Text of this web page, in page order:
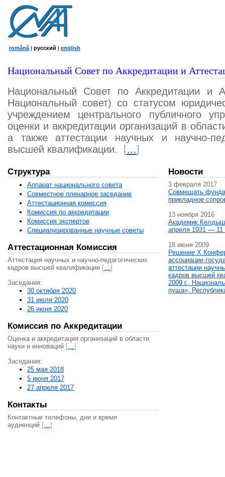
română | русский | english
Национальный Совет по Аккредитации и
Национальный Совет по Аккредитации и
Национальный совет) со статусом
учреждением центрального публичного
оценки и аккредитации организаций в
а также аттестации научных и научно-
высшей квалификации.
[…]
Структура
Аппарат национального совета
Совместное пленарное заседание
Аттестационная комисcия
Комиссия по аккредитации
Комиссия экспертов
Специализированные научные советы
Аттестационная Комиссия
Аттестация научных и научно-педагогических
кадров высшей квалификации […]
Заседания:
30 октября 2020
31 июля 2020
26 июня 2020
Комиссия по Аккредитации
Оценка и аккредитация организаций в области
науки и инноваций […]
Заседания:
25 мая 2018
5 июня 2017
27 апреля 2017
Контакты
Контактные телефоны, дни и время
аудиенций […]
Новости
3 февраля 2017
Совмещать
прикладное
13 ноября 2016
Академик
апреля 1931 — 11
18 июня 2009
Решение X
ассоциации
аттестации
кадров высшей
2009 г.,
пуща»,